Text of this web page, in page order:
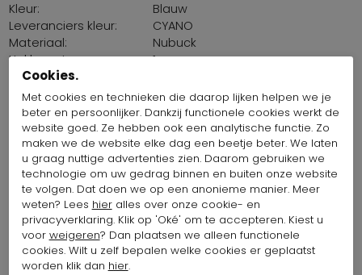
Kleur:
Blauw
Leveranciers kleur:
CYANO
Materiaal:
Nubuck
Hakhoogte:
1 cm
Pasvorm::
Zool:
Latex
Binnenzool
uitneembaar:
Nee
Herkomst stoffen:
Europa
Land van productie:
Frankrijk
Maat artikel op foto:
Maat 38
Merk Informatie
Verzend informatie
Cookies.
Met cookies en technieken die daarop lijken helpen we je
beter en persoonlijker. Dankzij functionele cookies werkt de
website goed. Ze hebben ook een analytische functie. Zo
maken we de website elke dag een beetje beter. We laten
u graag nuttige advertenties zien. Daarom gebruiken we
technologie om uw gedrag binnen en buiten onze website
te volgen. Dat doen we op een anonieme manier. Meer
weten? Lees hieralles over onze cookie- en
privacyverklaring. Klik op 'Oké' om te accepteren. Kiest u
voor weigeren? Dan plaatsen we alleen functionele
cookies. Wilt u zelf bepalen welke cookies er geplaatst
worden klik dan hier.